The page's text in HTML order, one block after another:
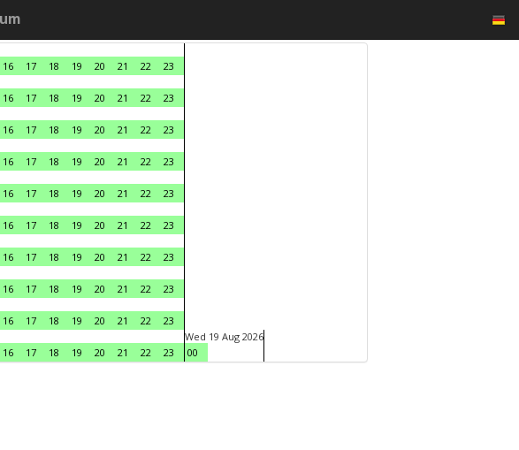
16 17 18 19 20 21 22
23
16 17 18 19 20 21 22
23
16 17 18 19 20 21 22
23
16 17 18 19 20 21 22
23
16 17 18 19 20 21 22
23
16 17 18 19 20 21 22
23
16 17 18 19 20 21 22
23
16 17 18 19 20 21 22
23
16 17 18 19 20 21 22
23
16 17 18 19 20 21 22 23
Wed 19 Aug 2026
00